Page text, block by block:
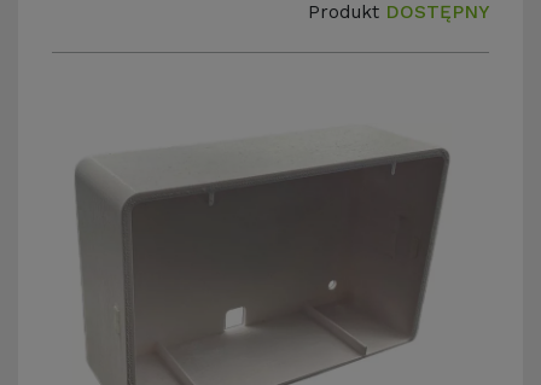
Produkt DOSTĘPNY